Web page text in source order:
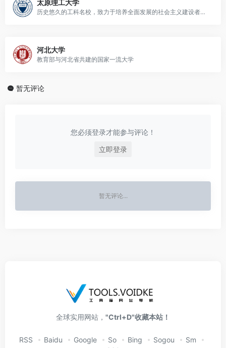
太原理工大学
历史悠久的工科名校，致力于培养全面发展的社会主义建设者和接班人
河北大学
教育部与河北省共建的国家一流大学
暂无评论
您必须登录才能参与评论！
立即登录
暂无评论...
全球实用网站， "Ctrl+D"收藏本站！
RSS Baidu Google So Bing Sogou
Sm